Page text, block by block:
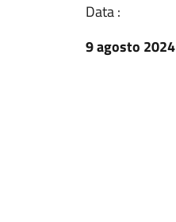
Data :
9 agosto 2024